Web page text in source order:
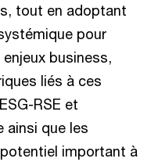
tout en adoptant
pour
business,
liés à ces
RSE et
ainsi que les
important à